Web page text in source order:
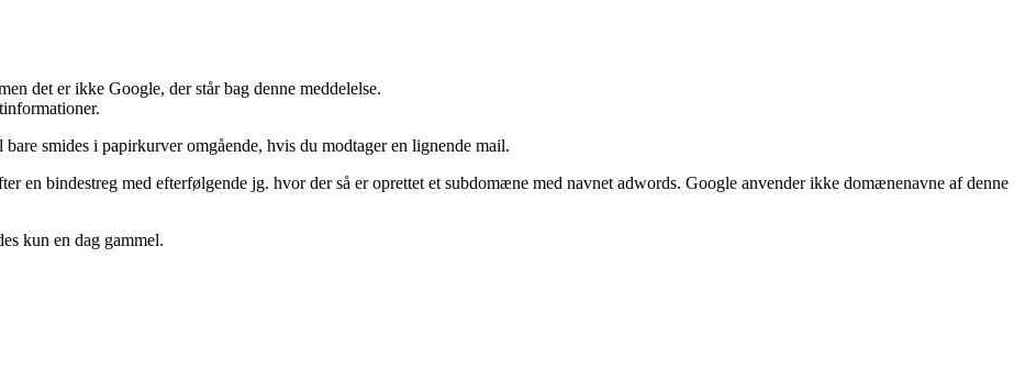
det er ikke Google, der står bag denne meddelelse.
smides i papirkurver omgående, hvis du modtager en lignende mail.
en bindestreg med efterfølgende jg. hvor der så er oprettet et subdomæne med navnet adwords. Google anvender ikke domænenavne af denne
kun en dag gammel.